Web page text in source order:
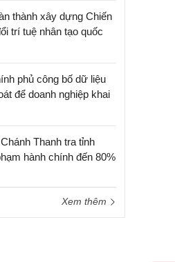
thành xây dựng Chiến
trí tuệ nhân tạo quốc
phủ công bố dữ liệu
để doanh nghiệp khai
Thanh tra tỉnh
hành chính đến 80%
Xem thêm